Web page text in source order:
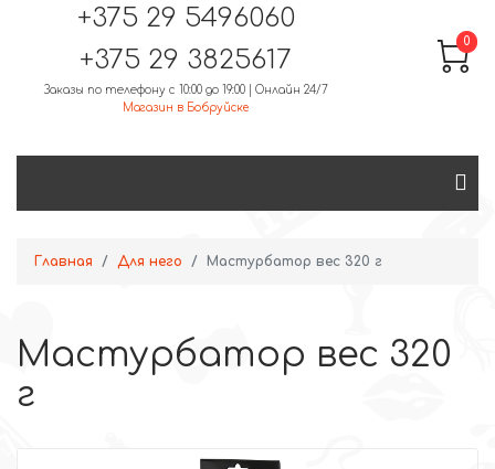
+375 29 5496060
+375 29 3825617
Заказы по телефону с 10:00 до 19:00 | Онлайн 24/7
Магазин в Бобруйске
0
Главная Для него Мастурбатор вес 320 г
Мастурбатор вес 320
г